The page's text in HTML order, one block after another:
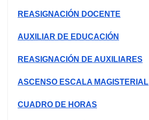
REASIGNACIÓN DOCENTE
AUXILIAR DE EDUCACIÓN
REASIGNACIÓN DE AUXILIARES
ASCENSO ESCALA MAGISTERIAL
CUADRO DE HORAS